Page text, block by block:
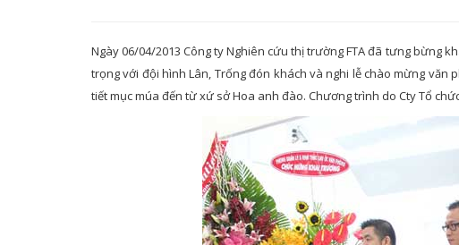
Ngày 06/04/2013 Công ty Nghiên cứu thị trường FTA đã tưng bừng
trọng với đội hình Lân, Trống đón khách và nghi lễ chào mừng văn
tiết mục múa đến từ xứ sở Hoa anh đào. Chương trình do Cty Tổ